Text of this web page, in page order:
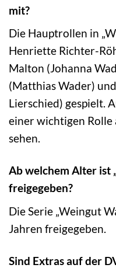
mit?
Die Hauptrollen in
Henriette Richter-
Malton (Johanna
(Matthias Wader)
Lierschied) gespielt.
einer wichtigen Rolle
sehen.
Ab welchem Alter ist
freigegeben?
Die Serie „Weingut
Jahren freigegeben.
Sind Extras auf der